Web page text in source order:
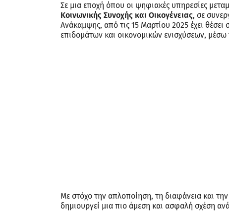
Σε μια εποχή όπου οι ψηφιακές υπηρεσίες
Κοινωνικής Συνοχής και Οικογένειας, σε
Ανάκαμψης, από τις 15 Μαρτίου 2025 έχει
επιδομάτων και οικονομικών ενισχύσεων, μέσω
Με στόχο την απλοποίηση, τη διαφάνεια και
δημιουργεί μια πιο άμεση και ασφαλή σχέση